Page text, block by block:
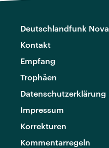
Deutschlandfunk Nova
Kontakt
Empfang
Trophäen
Datenschutzerklärung
Impressum
Korrekturen
Kommentarregeln